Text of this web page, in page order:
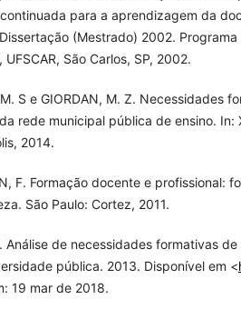
para a aprendizagem da
Dissertação (Mestrado) 2002.
UFSCAR, São Carlos, SP, 2002.
S e GIORDAN, M. Z. Necessidades
rede municipal pública de ensino. In:
2014.
F. Formação docente e profissional:
São Paulo: Cortez, 2011.
Análise de necessidades formativas
pública. 2013. Disponível em <
19 mar de 2018.